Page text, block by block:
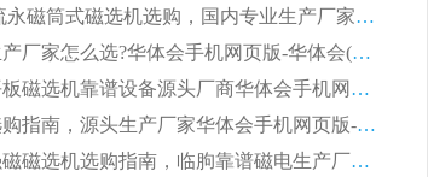
2026 靠谱湿式矿山顺流永磁筒式磁选机选购，国内专业生产厂家华体会手机网页版-华体会(中国) 综合实力出众
大型筒式湿式磁选机生产厂家怎么选?华体会手机网页版-华体会(中国) 设备口碑广受行业认可
湿式提纯高效高梯度平板磁选机靠谱设备源头厂商华体会手机网页版-华体会(中国) 综合测评
板式节能干式磁选机选购指南，源头生产厂家华体会手机网页版-华体会(中国) 综合实力可观
2026矿用湿式高梯度强磁磁选机选购指南，临朐靠谱磁电生产厂家华体会手机网页版-华体会(中国) 详解